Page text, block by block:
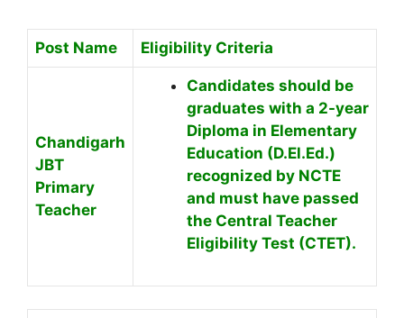
Post Name Eligibility Criteria
Chandigarh
JBT
Primary
Teacher
Candidates should be
graduates with a 2-year
Diploma in Elementary
Education (D.El.Ed.)
recognized by NCTE
and must have passed
the Central Teacher
Eligibility Test (CTET).